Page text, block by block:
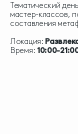
Тематический
мастер-классов,
составления
Локация:
Время: 10:00-